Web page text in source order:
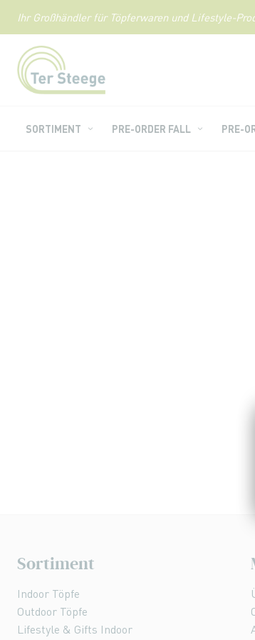
Ihr Großhändler für Töpferwaren und Lifestyle-
Zum
Inhalt
springen
SORTIMENT PRE-ORDER FALL PRE-
Sortiment
Indoor Töpfe
Outdoor Töpfe
Lifestyle & Gifts Indoor